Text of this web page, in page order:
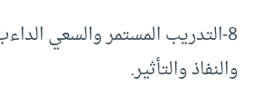
8-التدريب المستمر والسعي
والنفاذ والتأثير.